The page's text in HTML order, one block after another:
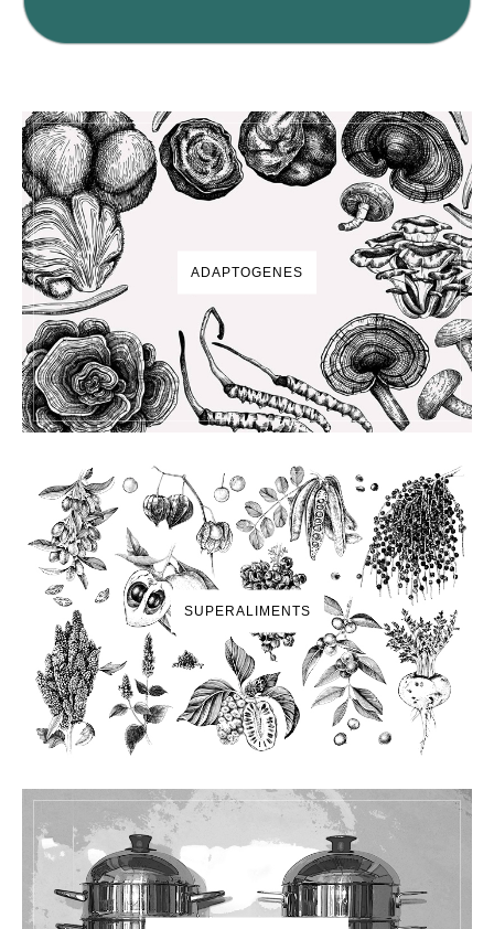
ADAPTOGENES
SUPERALIMENTS